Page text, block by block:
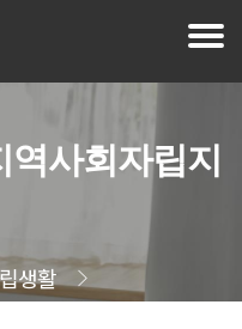
사회자립지
생활
회자립지원